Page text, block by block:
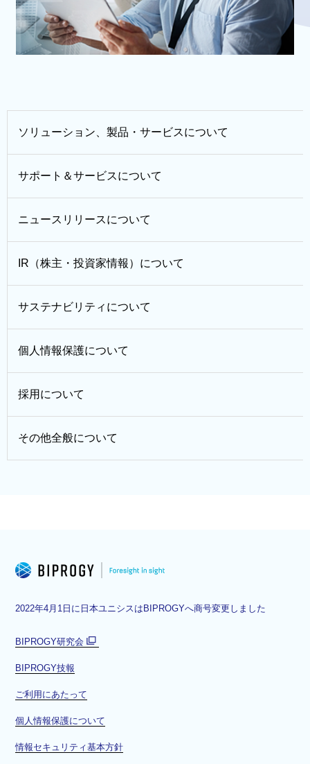
ソリューション、製品・サービスについて
サポート＆サービスについて
ニュースリリースについて
IR（株主・投資家情報）について
サステナビリティについて
個人情報保護について
採用について
その他全般について
2022年4月1日に日本ユニシスはBIPROGYへ商号変更しました
BIPROGY研究会
ド
で
BIPROGY技報
ご利用にあたって
個人情報保護について
情報セキュリティ基本方針